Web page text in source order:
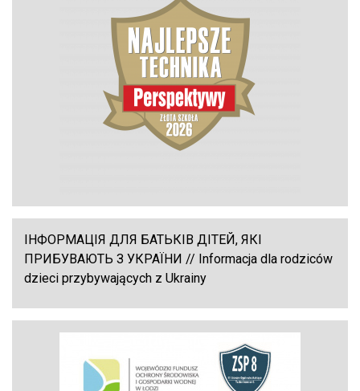
ІНФОРМАЦІЯ ДЛЯ БАТЬКІВ ДІТЕЙ, ЯКІ
ПРИБУВАЮТЬ З УКРАЇНИ // Informacja dla rodziców
dzieci przybywających z Ukrainy